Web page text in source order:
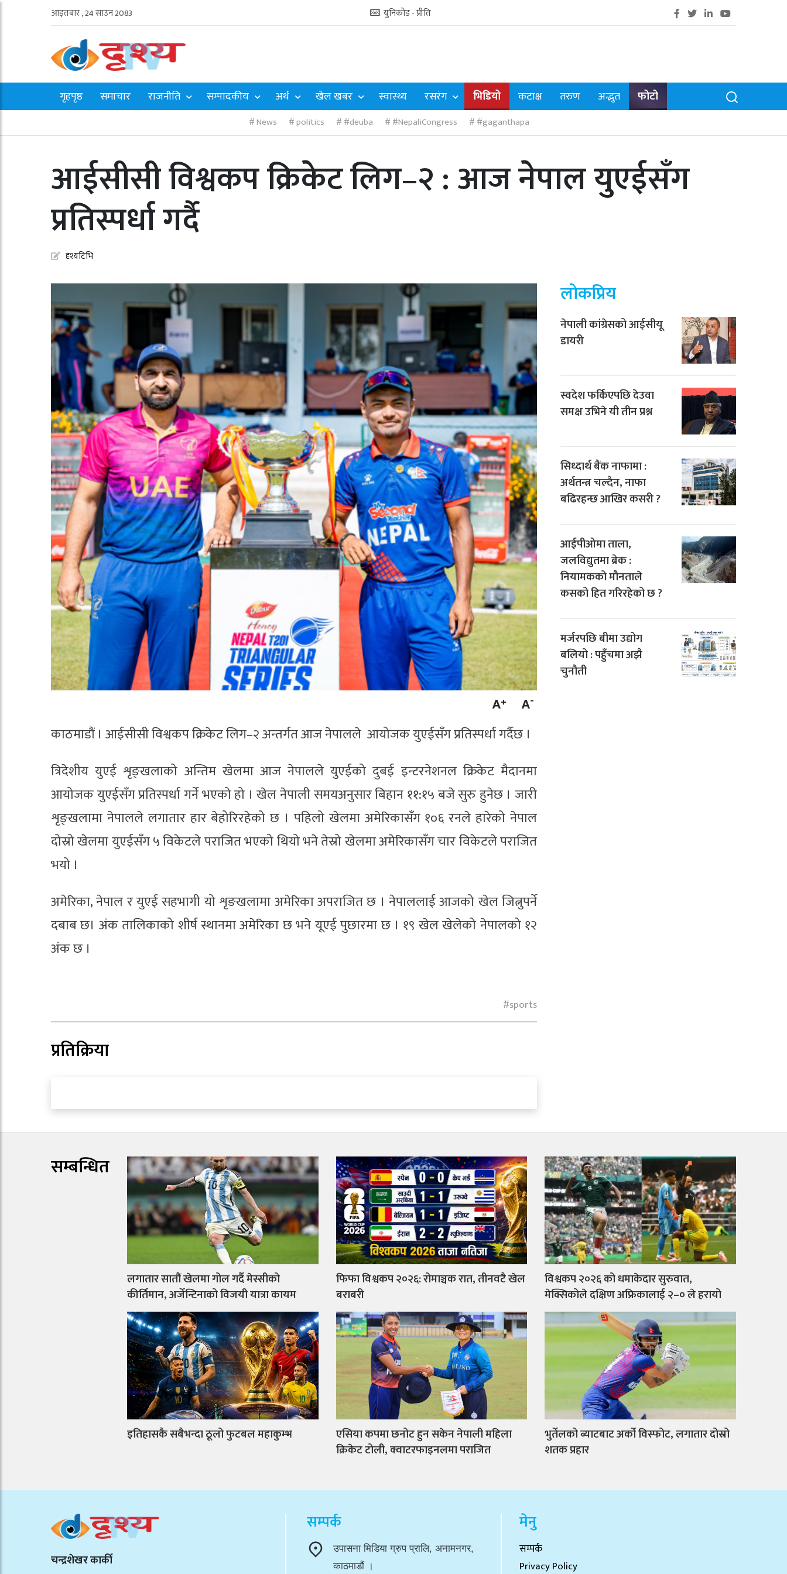
आइतबार , 24 साउन 2083 युनिकोड - प्रीति
गृहपृष्ठ समाचार राजनीति सम्पादकीय अर्थ खेल खबर स्वास्थ्य रसरंग भिडियो कटाक्ष तरुण अद्भुत फोटो
News politics #deuba #NepaliCongress #gaganthapa
आईसीसी विश्वकप क्रिकेट लिग–२ : आज नेपाल युएईसँग
प्रतिस्पर्धा गर्दै
दृश्यटिभि
काठमाडौं । आईसीसी विश्वकप क्रिकेट लिग–२ अन्तर्गत आज नेपालले आयोजक युएईसँग प्रतिस्पर्धा गर्दैछ ।
त्रिदेशीय युएई शृङ्खलाको अन्तिम खेलमा आज नेपालले युएईको दुबई इन्टरनेशनल क्रिकेट मैदानमा
आयोजक युएईसँग प्रतिस्पर्धा गर्ने भएको हो । खेल नेपाली समयअनुसार बिहान ११:१५ बजे सुरु हुनेछ । जारी
शृङ्खलामा नेपालले लगातार हार बेहोरिरहेको छ । पहिलो खेलमा अमेरिकासँग १०६ रनले हारेको नेपाल
दोस्रो खेलमा युएईसँग ५ विकेटले पराजित भएको थियो भने तेस्रो खेलमा अमेरिकासँग चार विकेटले पराजित
भयो ।
अमेरिका, नेपाल र युएई सहभागी यो शृङखलामा अमेरिका अपराजित छ । नेपाललाई आजको खेल जित्नुपर्ने
दबाब छ। अंक तालिकाको शीर्ष स्थानमा अमेरिका छ भने यूएई पुछारमा छ । १९ खेल खेलेको नेपालको १२
अंक छ ।
sports
प्रतिक्रिया
लोकप्रिय
नेपाली कांग्रेसको आईसीयू
डायरी
स्वदेश फर्किएपछि देउवा
समक्ष उभिने यी तीन प्रश्न
सिध्दार्थ बैंक नाफामा :
अर्थतन्त्र चल्दैन, नाफा
बढिरहन्छ आखिर कसरी ?
आईपीओमा ताला,
जलविद्युतमा ब्रेक :
नियामकको मौनताले
कसको हित गरिरहेको छ ?
मर्जरपछि बीमा उद्योग
बलियो : पहुँचमा अझै
चुनौती
सम्बन्धित
लगातार सातौं खेलमा गोल गर्दै मेस्सीको
कीर्तिमान, अर्जेन्टिनाको विजयी यात्रा कायम
फिफा विश्वकप २०२६: रोमाञ्चक रात, तीनवटै खेल
बराबरी
विश्वकप २०२६ को धमाकेदार सुरुवात,
मेक्सिकोले दक्षिण अफ्रिकालाई २–० ले हरायो
इतिहासकै सबैभन्दा ठूलो फुटबल महाकुम्भ
एसिया कपमा छनोट हुन सकेन नेपाली महिला
क्रिकेट टोली, क्वाटरफाइनलमा पराजित
भुर्तेलको ब्याटबाट अर्को विस्फोट, लगातार दोस्रो
शतक प्रहार
चन्द्रशेखर कार्की
सम्पर्क
उपासना मिडिया ग्रुप प्रालि, अनामनगर,
काठमाडौं ।
मेनु
सम्पर्क
Privacy Policy